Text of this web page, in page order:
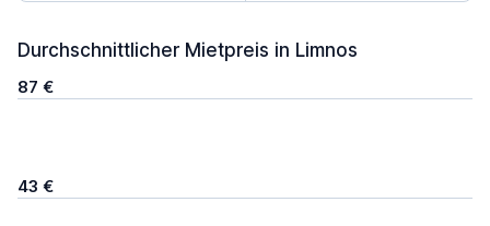
Durchschnittlicher Mietpreis in Limnos
87 €
43 €